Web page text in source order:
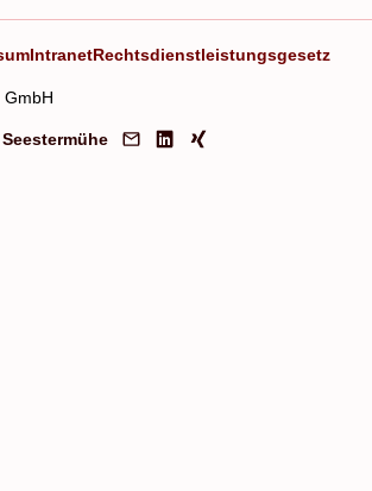
IntranetRechtsdienstleistungsgesetz